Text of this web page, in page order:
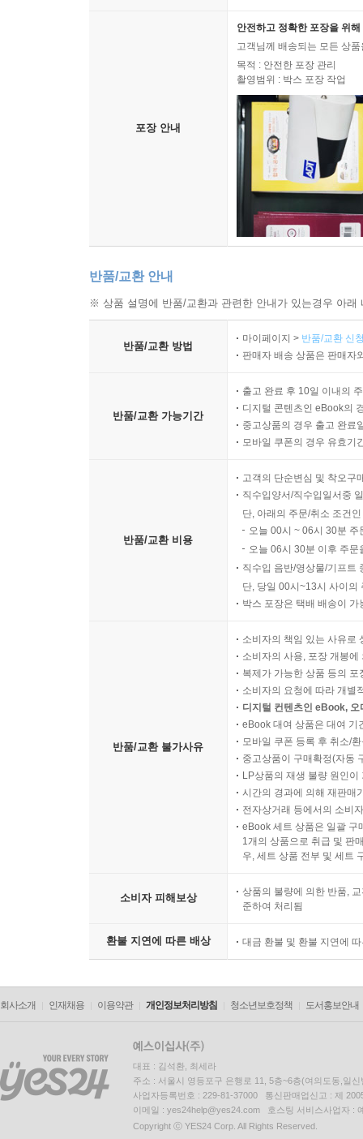
포장 안내
안전하고 정확한 포장을 위
고객님께 배송되는 모든 상
목적 : 안전한 포장 관리
촬영범위 : 박스 포장 작업
반품/교환 안내
※ 상품 설명에 반품/교환과 관련한 안내가 있는경우 아
반품/교환 방법
마이페이지 > 반품/교환 신
판매자 배송 상품은 판매자
반품/교환 가능기간
출고 완료 후 10일 이내의
디지털 콘텐츠인 eBook의
중고상품의 경우 출고 완료
모바일 쿠폰의 경우 유효기
반품/교환 비용
고객의 단순변심 및 착오구
직수입양서/직수입일서중
단, 아래의 주문/취소 조건
오늘 00시 ~ 06시 30분
오늘 06시 30분 이후 주
직수입 음반/영상물/기프트
단, 당일 00시~13시 사이의
박스 포장은 택배 배송이
반품/교환 불가사유
소비자의 책임 있는 사유로
소비자의 사용, 포장 개봉
복제가 가능한 상품 등의
소비자의 요청에 따라 개별
디지털 컨텐츠인 eBook,
eBook 대여 상품은 대여 기
모바일 쿠폰 등록 후 취소/
중고상품이 구매확정(자동
LP상품의 재생 불량 원인
시간의 경과에 의해 재판매
전자상거래 등에서의 소비
eBook 세트 상품은 일괄 구
1개의 상품으로 취급 및 판
우, 세트 상품 전부 및 세트
소비자 피해보상
상품의 불량에 의한 반품,
준하여 처리됨
환불 지연에 따른 배상 대금 환불 및 환불 지연에
회사소개 인재채용 이용약관 개인정보처리방침 청소년보호정책 도서홍보안내
대표 : 김석환, 최세라
주소 : 서울시 영등포구 은행로 11, 5층~6층(여의도동,일신
사업자등록번호 : 229-81-37000 통신판매업신고 : 제
이메일 : yes24help@yes24.com 호스팅 서비스사업자 :
Copyright ⓒ YES24 Corp. All Rights Reserved.